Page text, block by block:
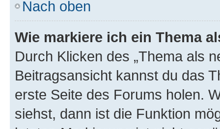
Nach oben
Wie markiere ich ein Thema
Durch Klicken des „Thema als
Beitragsansicht kannst du das
erste Seite des Forums holen.
siehst, dann ist die Funktion